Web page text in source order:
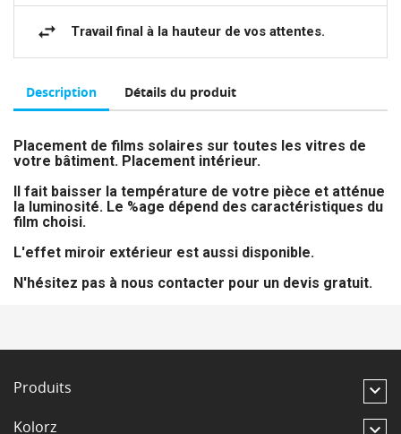
Travail final à la hauteur de vos attentes.
Description Détails du produit
Placement de films solaires sur toutes les vitres de
votre bâtiment. Placement intérieur.
Il fait baisser la température de votre pièce et atténue
la luminosité. Le %age dépend des caractéristiques du
film choisi.
L'effet miroir extérieur est aussi disponible.
N'hésitez pas à nous contacter pour un devis gratuit.
Produits 
Kolorz